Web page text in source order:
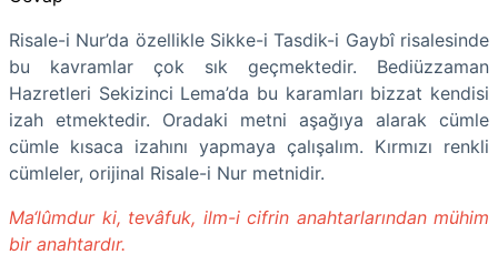
Risale-i Nur’da özellikle Sikke-i Tasdik-i Gaybî risalesinde
bu kavramlar çok sık geçmektedir. Bediüzzaman
Hazretleri Sekizinci Lema’da bu karamları bizzat kendisi
izah etmektedir. Oradaki metni aşağıya alarak cümle
cümle kısaca izahını yapmaya çalışalım. Kırmızı renkli
cümleler, orijinal Risale-i Nur metnidir.
Ma‘lûmdur ki, tevâfuk, ilm-i cifrin anahtarlarından mühim
bir anahtardır.